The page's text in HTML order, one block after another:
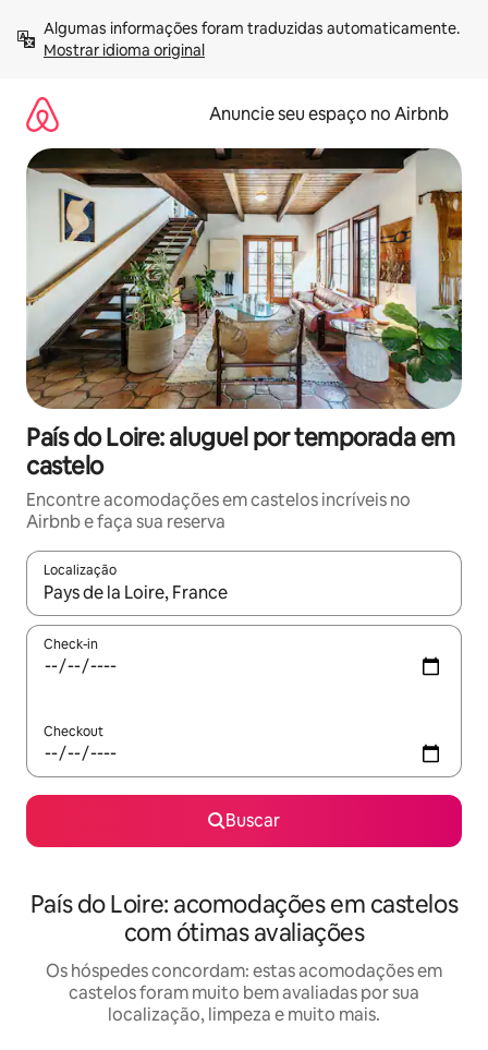
para
Mostrar idioma original
Anuncie seu espaço no Airbnb
País do Loire: aluguel por temporada em
castelo
Encontre acomodações em castelos incríveis no
Airbnb e faça sua reserva
Localização
Quando os resultados estiverem disponíveis, explore-os
Check-in
Checkout
Buscar
País do Loire: acomodações em castelos
com ótimas avaliações
Os hóspedes concordam: estas acomodações em
castelos foram muito bem avaliadas por sua
localização, limpeza e muito mais.